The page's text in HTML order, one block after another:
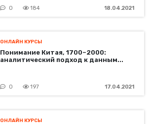
0 184 18.04.2021
ОНЛАЙН КУРСЫ
Понимание Китая, 1700–2000:
аналитический подход к данным...
0 197 17.04.2021
ОНЛАЙН КУРСЫ